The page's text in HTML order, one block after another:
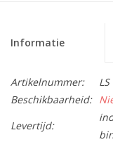
Informatie
Artikelnummer:
Beschikbaarheid:
Levertijd: